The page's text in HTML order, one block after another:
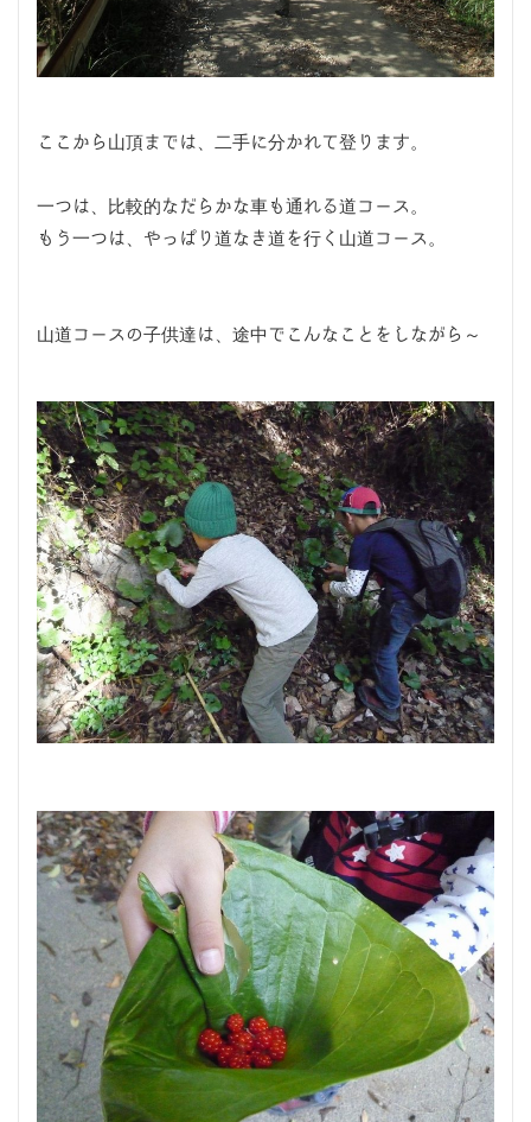
ここから山頂までは、二手に分かれて登ります。
一つは、比較的なだらかな車も通れる道コース。
もう一つは、やっぱり道なき道を行く山道コース。
山道コースの子供達は、途中でこんなことをしながら～